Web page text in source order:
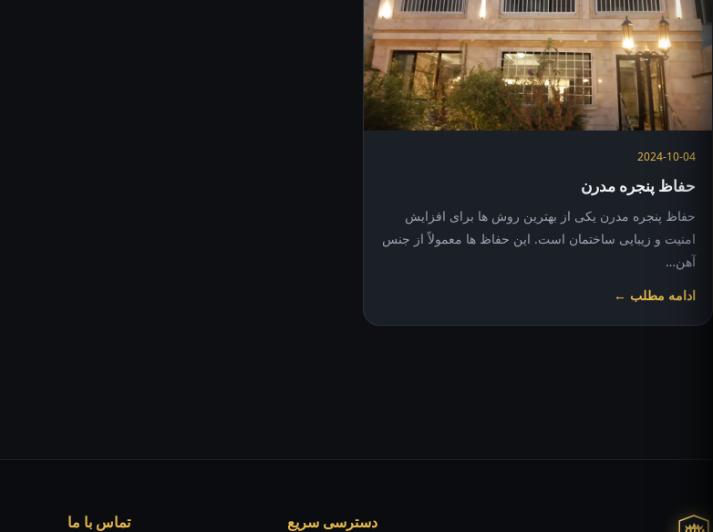
2024-10-04
حفاظ پنجره مدرن
حفاظ پنجره مدرن یکی از بهترین روش ها برای افزایش
امنیت و زیبایی ساختمان است. این حفاظ ها معمولاً از جنس
آهن…
ادامه مطلب ←
دسترسی سریع تماس با ما